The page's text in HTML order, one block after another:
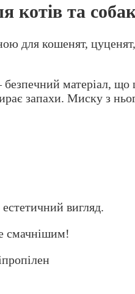
котів та
для кошенят,
матеріал, що
запахи. Миску з
вигляд.
смачнішим!